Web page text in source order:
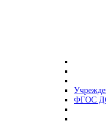
ФГОС